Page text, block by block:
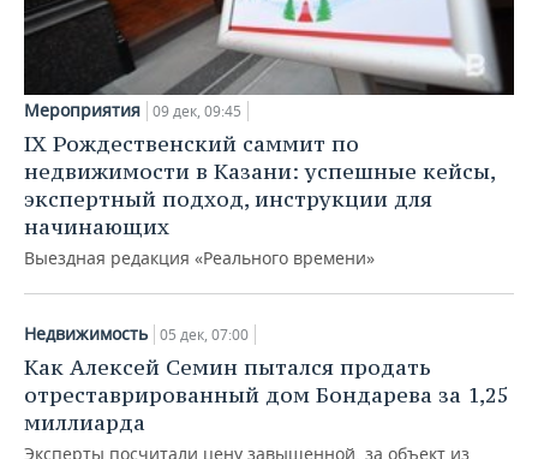
Мероприятия 09 дек, 09:45
IX Рождественский саммит по
недвижимости в Казани: успешные кейсы,
экспертный подход, инструкции для
начинающих
Выездная редакция «Реального времени»
Недвижимость 05 дек, 07:00
Как Алексей Семин пытался продать
отреставрированный дом Бондарева за 1,25
миллиарда
Эксперты посчитали цену завышенной, за объект из